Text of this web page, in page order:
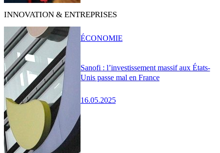
INNOVATION & ENTREPRISES
Sanofi : l’investissement massif aux États-
Unis passe mal en France
16.05.2025
ÉCONOMIE